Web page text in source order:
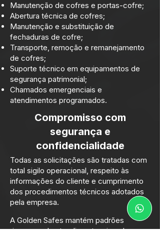
Compromisso com
segurança e
confidencialidade
Todas as solicitações são tratadas com
total sigilo operacional, respeito às
informações do cliente e cumprimento
dos procedimentos técnicos adotados
pela empresa.
A Golden Safes mantém padrões
rigorosos de atendimento, visando
Manutenção de cofres e portas-cofre;
Abertura técnica de cofres;
Manutenção e substituição de
fechaduras de cofre;
Transporte, remoção e remanejamento
de cofres;
Suporte técnico em equipamentos de
segurança patrimonial;
Chamados emergenciais e
atendimentos programados.